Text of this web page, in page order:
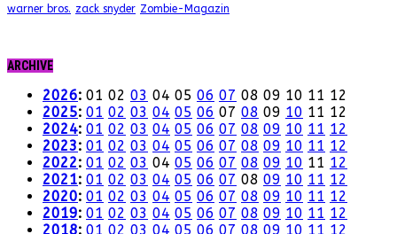
warner bros. zack snyder Zombie-Magazin
ARCHIVE
2026: 01 02 03 04 05 06 07 08 09 10 11 12
2025: 01 02 03 04 05 06 07 08 09 10 11 12
2024: 01 02 03 04 05 06 07 08 09 10 11 12
2023: 01 02 03 04 05 06 07 08 09 10 11 12
2022: 01 02 03 04 05 06 07 08 09 10 11 12
2021: 01 02 03 04 05 06 07 08 09 10 11 12
2020: 01 02 03 04 05 06 07 08 09 10 11 12
2019: 01 02 03 04 05 06 07 08 09 10 11 12
2018: 01 02 03 04 05 06 07 08 09 10 11 12